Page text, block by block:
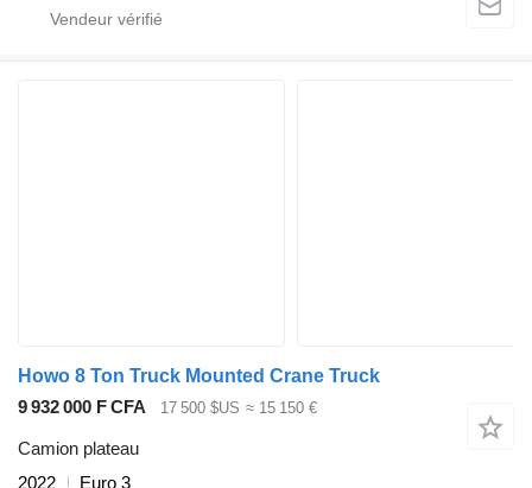
Howo 8 Ton Truck Mounted Crane Truck
9 932 000 F CFA
17 500 $US ≈ 15 150 €
Camion plateau
2022
Euro 3